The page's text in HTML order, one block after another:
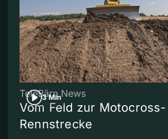
3 Min
TeleBärn News
Vom Feld zur Motocross-
Rennstrecke